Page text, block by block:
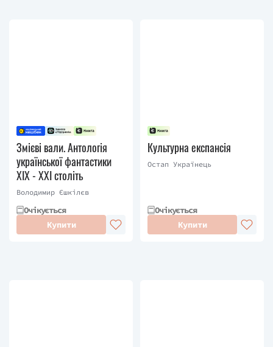
Змієві вали. Антологія
української фантастики
ХІХ - ХХІ століть
Володимир Єшкілєв
Очікується
Купити
Культурна експансія
Остап Українець
Очікується
Купити